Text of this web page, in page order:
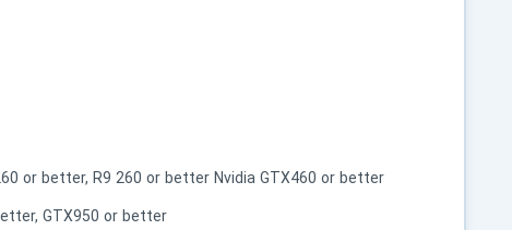
or better, R9 260 or better Nvidia GTX460 or better
GTX950 or better